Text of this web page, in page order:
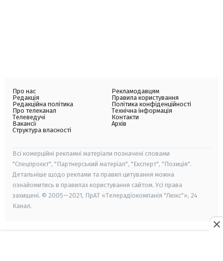
Про нас
Редакція
Редакційна політика
Про телеканал
Телеведучі
Вакансії
Структура власності
Рекламодавцям
Правила користування
Політика конфіденційності
Технічна інформація
Контакти
Архів
Всі комерційні рекламні матеріали позначені словами
"Спецпроєкт", "Партнерський матеріал", "Експерт", "Позиція".
Детальніше щодо реклами та правил цитування можна
ознайомитись в правилах користування сайтом. Усі права
захищені. © 2005—2021, ПрАТ «Телерадіокомпанія "Люкс"», 24
Канал.